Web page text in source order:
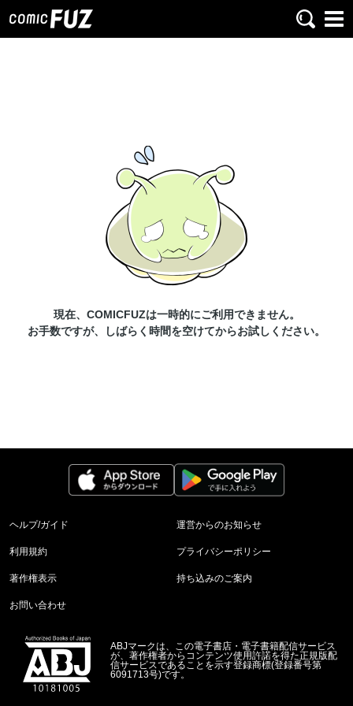
現在、COMICFUZは一時的にご利用できません。
お手数ですが、しばらく時間を空けてからお試しください。
ヘルプ/ガイド 運営からのお知らせ
利用規約 プライバシーポリシー
著作権表示 持ち込みのご案内
お問い合わせ
ABJマークは、この電子書店・電子書籍配信サービス
が、著作権者からコンテンツ使用許諾を得た正規版配
信サービスであることを示す登録商標(登録番号第
6091713号)です。